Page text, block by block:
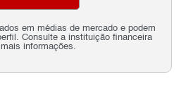
em médias de mercado e podem
Consulte a instituição financeira
informações.